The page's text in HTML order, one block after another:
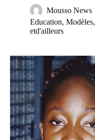
Mousso News
Education, Modèles,
etd'ailleurs